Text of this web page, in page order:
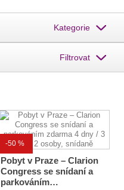
Kategorie
Filtrovat
-50 %
Pobyt v Praze – Clarion
Congress se snídaní a
parkováním…